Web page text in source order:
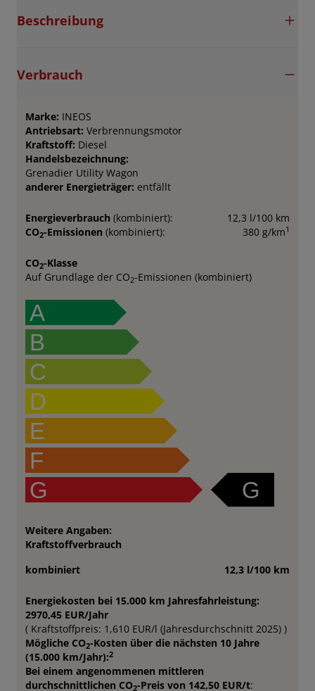
Beschreibung
Verbrauch
Marke: INEOS
Antriebsart: Verbrennungsmotor
Kraftstoff: Diesel
Handelsbezeichnung:
Grenadier Utility Wagon
anderer Energieträger: entfällt
Energieverbrauch (kombiniert):
12,3 l/100 km
CO2-Emissionen (kombiniert): 380 g/km1
CO2-Klasse
Auf Grundlage der CO2-Emissionen (kombiniert)
A
B
C
D
E
F
G
G
Weitere Angaben:
Kraftstoffverbrauch
kombiniert
12,3 l/100 km
Energiekosten bei 15.000 km Jahresfahrleistung:
2970,45 EUR/Jahr
( Kraftstoffpreis: 1,610 EUR/l (Jahresdurchschnitt 2025) )
Mögliche CO2-Kosten über die nächsten 10 Jahre
(15.000 km/Jahr):2
Bei einem angenommenen mittleren
durchschnittlichen CO2-Preis von 142,50 EUR/t: